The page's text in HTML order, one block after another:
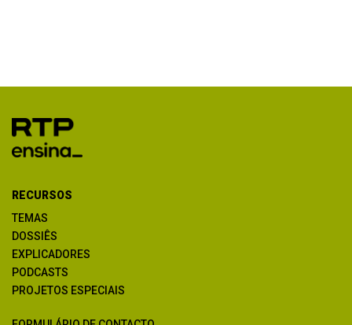
RECURSOS
TEMAS
DOSSIÊS
EXPLICADORES
PODCASTS
PROJETOS ESPECIAIS